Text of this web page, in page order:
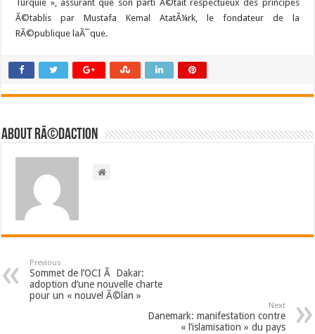
Turquie », assurant que son parti Ã©tait respectueux des principes
Ã©tablis par Mustafa Kemal AtatÃ¼rk, le fondateur de la
RÃ©publique laÃ¯que.
About RÃ©daction
Previous
Sommet de l’OCI Ã Dakar:
adoption d’une nouvelle charte
pour un « nouvel Ã©lan »
Next
Danemark: manifestation contre
« l’islamisation » du pays